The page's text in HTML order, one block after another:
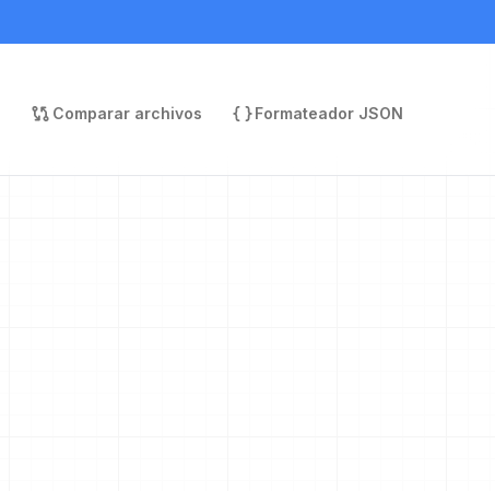
Comparar archivos
Formateador JSON